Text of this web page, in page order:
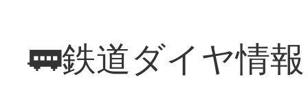
🚃鉄道ダイヤ情